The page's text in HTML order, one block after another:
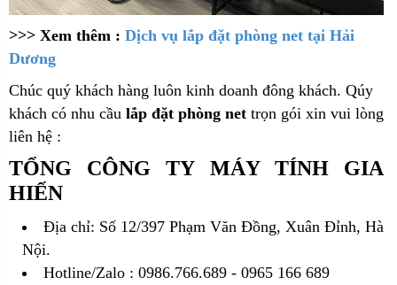
>>> Xem thêm : Dịch vụ lắp đặt phòng net tại Hải
Dương
Chúc quý khách hàng luôn kinh doanh đông khách. Qúy
khách có nhu cầu lắp đặt phòng net trọn gói xin vui lòng
liên hệ :
TỔNG CÔNG TY MÁY TÍNH GIA
HIẾN
Địa chỉ: Số 12/397 Phạm Văn Đồng, Xuân Đỉnh, Hà
Nội.
Hotline/Zalo : 0986.766.689 - 0965 166 689